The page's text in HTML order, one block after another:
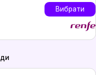
Вибрати